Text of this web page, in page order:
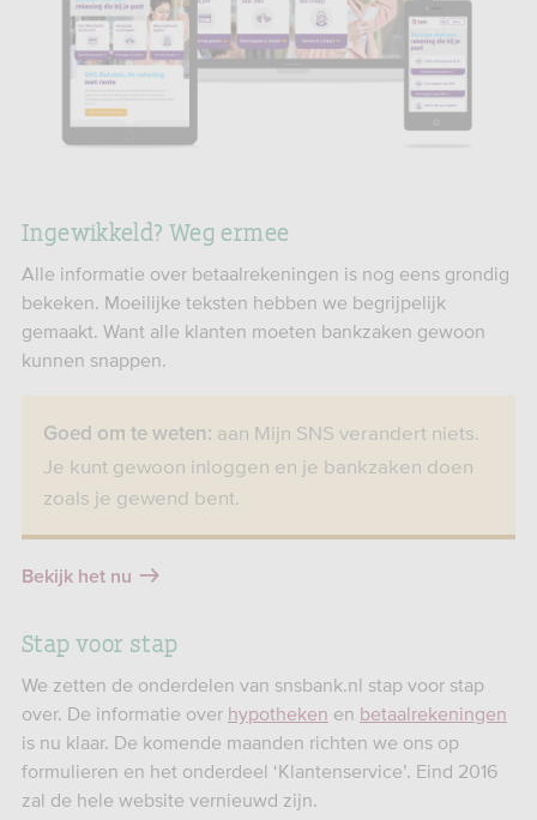
Ingewikkeld? Weg ermee
Alle informatie over betaalrekeningen is nog eens grondig
bekeken. Moeilijke teksten hebben we begrijpelijk
gemaakt. Want alle klanten moeten bankzaken gewoon
kunnen snappen.
Goed om te weten: aan Mijn SNS verandert niets.
Je kunt gewoon inloggen en je bankzaken doen
zoals je gewend bent.
Bekijk het nu
Stap voor stap
We zetten de onderdelen van snsbank.nl stap voor stap
over. De informatie over hypotheken en betaalrekeningen
is nu klaar. De komende maanden richten we ons op
formulieren en het onderdeel ‘Klantenservice’. Eind 2016
zal de hele website vernieuwd zijn.